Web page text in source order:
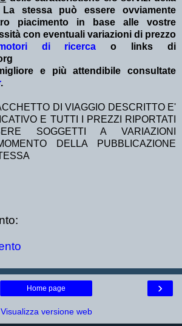
stessa può essere ovviamente
piacimento in base alle vostre
con eventuali variazioni di prezzo
di ricerca o links di
e più attendibile consultate
.
DI VIAGGIO DESCRITTO E'
E TUTTI I PREZZI RIPORTATI
SOGGETTI A VARIAZIONI
DELLA PUBBLICAZIONE
›
Home page
Visualizza versione web